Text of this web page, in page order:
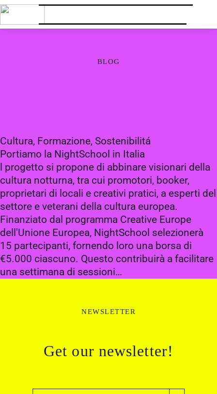
BLOG
Cultura, Formazione, Sostenibilitá
Portiamo la NightSchool in Italia
l progetto si propone di abbinare visionari della
cultura notturna, tra cui promotori, booker,
proprietari di locali e creativi pratici, a esperti del
settore e veterani della cultura europea.
Finanziato dal programma Creative Europe
dell'Unione Europea, NightSchool selezionerà
15 partecipanti, fornendo loro una borsa di
€5.000 ciascuno. Questo contribuirà a facilitare
una settimana di sessioni…
NEWSLETTER
Get our newsletter!